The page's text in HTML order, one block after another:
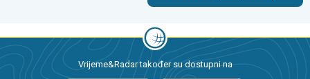
Vrijeme&Radar također su dostupni na